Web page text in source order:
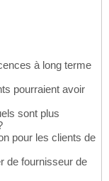
à long terme
pourraient avoir
sont plus
pour les clients de
de fournisseur de